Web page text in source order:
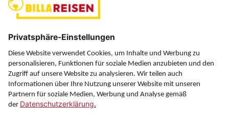
Über uns
Service
Information
Folgen Sie uns auf